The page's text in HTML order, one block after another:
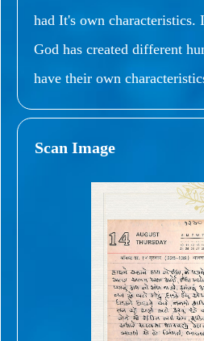
had It's own characteristics.
God has created different
have their own
Scan Image